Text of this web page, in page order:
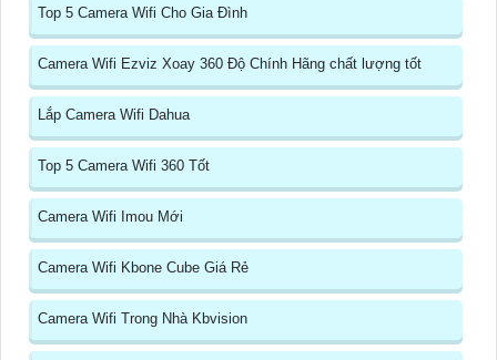
Top 5 Camera Wifi Cho Gia Đình
Camera Wifi Ezviz Xoay 360 Độ Chính Hãng chất lượng tốt
Lắp Camera Wifi Dahua
Top 5 Camera Wifi 360 Tốt
Camera Wifi Imou Mới
Camera Wifi Kbone Cube Giá Rẻ
Camera Wifi Trong Nhà Kbvision